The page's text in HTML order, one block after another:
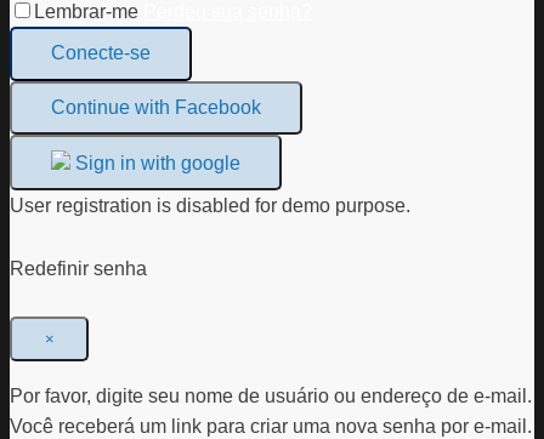
Lembrar-me
Conecte-se
Continue with Facebook
Sign in with google
User registration is disabled for demo purpose.
Redefinir senha
×
Por favor, digite seu nome de usuário ou endereço de e-mail.
Você receberá um link para criar uma nova senha por e-mail.